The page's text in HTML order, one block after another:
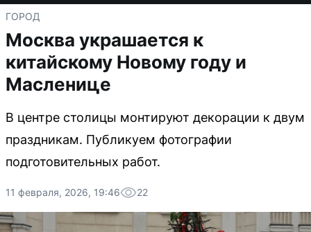
ГОРОД
Москва украшается к
китайскому Новому году и
Масленице
В центре столицы монтируют декорации к двум
праздникам. Публикуем фотографии
подготовительных работ.
11 февраля, 2026, 19:46 22